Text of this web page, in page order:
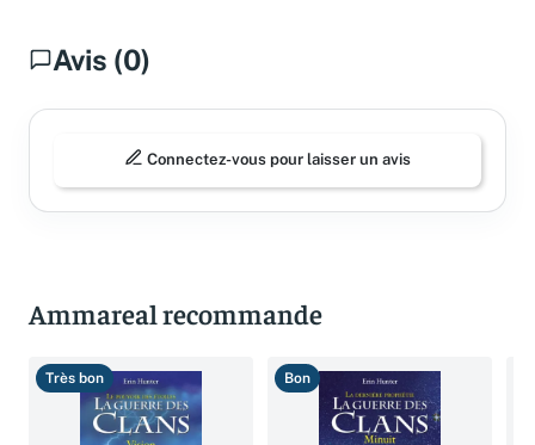
Avis (0)
Connectez-vous pour laisser un avis
Ammareal recommande
Très bon Bon